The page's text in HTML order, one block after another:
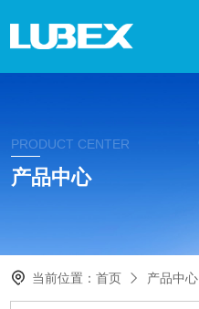
PRODUCT CENTER
产品中心
当前位置：首页 产品中心